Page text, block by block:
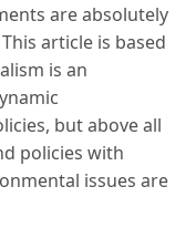
are absolutely
article is based
is an
but above all
policies with
issues are